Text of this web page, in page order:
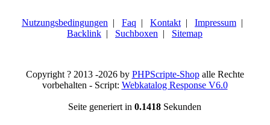
Nutzungsbedingungen | Faq | Kontakt | Impressum |
Backlink | Suchboxen | Sitemap
Copyright ? 2013 -2026 by PHPScripte-Shopalle Rechte
vorbehalten - Script: Webkatalog Response V6.0
Seite generiert in 0.1418 Sekunden